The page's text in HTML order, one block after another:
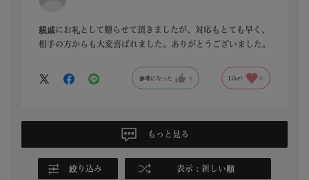
親戚にお礼として贈らせて頂きましたが、対応もとても早く、
相手の方からも大変喜ばれました。ありがとうございました。
参考になった Like!
もっと見る
絞り込み 表示：新しい順